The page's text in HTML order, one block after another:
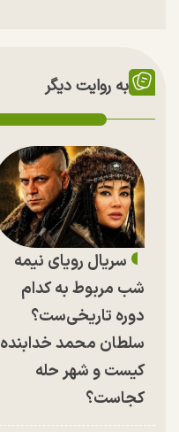
به روایت دیگر
سریال رویای نیمه
شب مربوط به کدام
دوره تاریخی‌ست؟
سلطان محمد خدابنده
کیست و شهر حله
کجاست؟